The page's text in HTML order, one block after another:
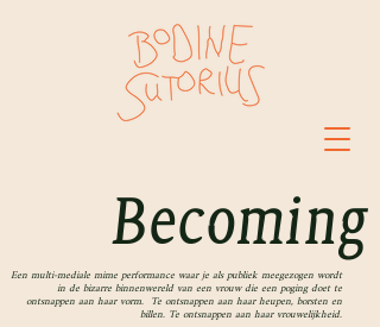
Becoming
Een multi-mediale mime performance waar je als publiek meegezogen wordt
in de bizarre binnenwereld van een vrouw die een poging doet te
ontsnappen aan haar vorm. Te ontsnappen aan haar heupen, borsten en
billen. Te ontsnappen aan haar vrouwelijkheid.